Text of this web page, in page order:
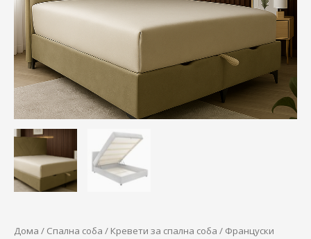
Дома / Спална соба / Кревети за спална соба / Француски
количина